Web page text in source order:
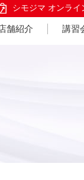
シモジマ オンライ
舗紹介 講習